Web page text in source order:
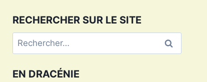
RECHERCHER SUR LE SITE
Rechercher :
EN DRACÉNIE